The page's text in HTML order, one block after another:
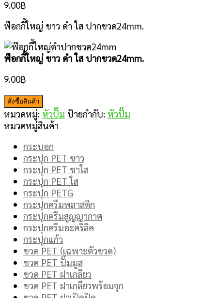
9.00฿
ฟ๊อกกี้ใหญ่ ขาว ดำ ใส ปากขวด24mm.
ฟ๊อกกี้ใหญ่ ขาว ดำ ใส ปากขวด24mm.
9.00฿
สั่งซื้อสินค้า
หมวดหมู่: หัวปั๊ม ป้ายกำกับ: หัวปั๊ม
หมวดหมู่สินค้า
กระบอก
กระปุก PET ขาว
กระปุก PET ชาใส
กระปุก PET ใส
กระปุก PETG
กระปุกครีมพลาสติก
กระปุกครีมสูญญากาศ
กระปุกครีมอะคริลิค
กระปุกแก้ว
ขวด PET (เฉพาะตัวขวด)
ขวด PET ปั๊มมูส
ขวด PET ฝาเกลียว
ขวด PET ฝาเกลียวพร้อมจุก